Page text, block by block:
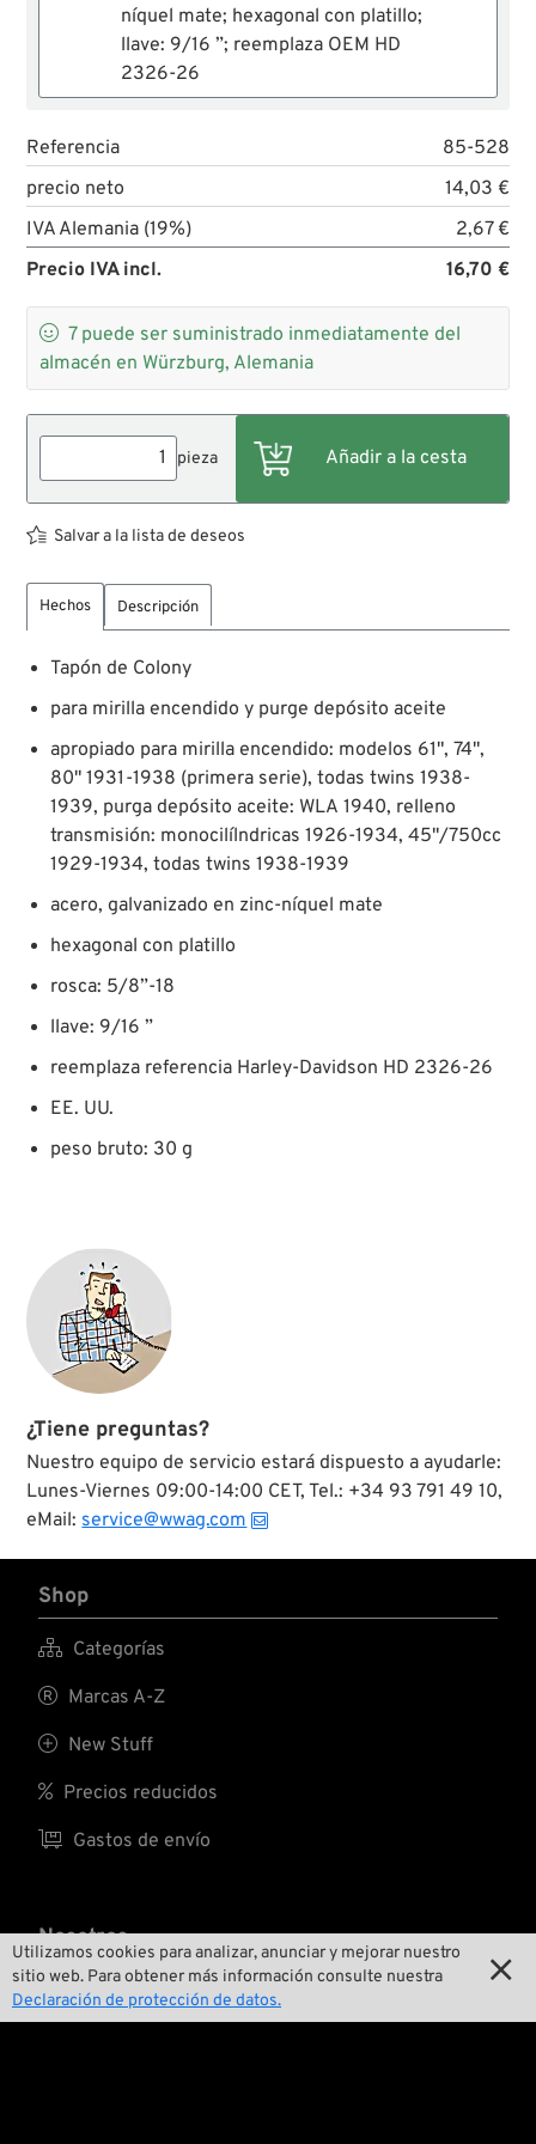
Utilizamos cookies para analizar, anunciar y mejorar nuestro
sitio web. Para obtener más información consulte nuestra
Declaración de protección de datos.

níquel mate; hexagonal con platillo;
llave: 9/16 ”; reemplaza OEM HD
2326-26
Referencia
85-528
precio neto
14,03 €
IVA Alemania (19%)
2,67 €
Precio IVA incl.
16,70 €
 7 puede ser suministrado inmediatamente del
almacén en Würzburg, Alemania
pieza
Salvar a la lista de deseos
Hechos Descripción
Tapón de Colony
para mirilla encendido y purge depósito aceite
apropiado para mirilla encendido: modelos 61", 74",
80" 1931-1938 (primera serie), todas twins 1938-
1939, purga depósito aceite: WLA 1940, relleno
transmisión: monocilílndricas 1926-1934, 45"/750cc
1929-1934, todas twins 1938-1939
acero, galvanizado en zinc-níquel mate
hexagonal con platillo
rosca: 5/8”-18
llave: 9/16 ”
reemplaza referencia Harley-Davidson HD 2326-26
EE. UU.
peso bruto: 30 g
¿Tiene preguntas?
Nuestro equipo de servicio estará dispuesto a ayudarle:
Lunes-Viernes 09:00-14:00 CET, Tel.: +34 93 791 49 10,
eMail: service@wwag.com
Shop
 Categorías
 Marcas A-Z
 New Stuff
 Precios reducidos
 Gastos de envío
Nosotros
Contactar